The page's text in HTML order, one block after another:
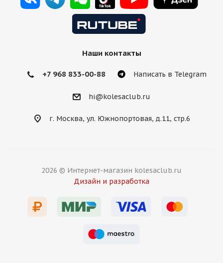
Есть в наличии (4)
Наши контакты
+7 968 833-00-88 Написать в Telegram
hi@kolesaclub.ru
г. Москва, ул. Южнопортовая, д.11, стр.6
2026 © Интернет-магазин kolesaclub.ru
Дизайн и разработка